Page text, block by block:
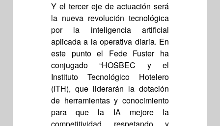
Y el tercer eje de actuación será
la nueva revolución tecnológica
por la inteligencia artificial
aplicada a la operativa diaria. En
este punto el Fede Fuster ha
conjugado “HOSBEC y el
Instituto Tecnológico Hotelero
(ITH), que liderarán la dotación
de herramientas y conocimiento
para que la IA mejore la